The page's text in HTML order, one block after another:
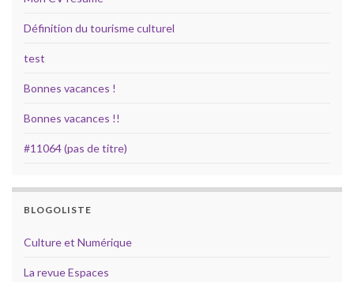
Définition du tourisme culturel
test
Bonnes vacances !
Bonnes vacances !!
#11064 (pas de titre)
BLOGOLISTE
Culture et Numérique
La revue Espaces